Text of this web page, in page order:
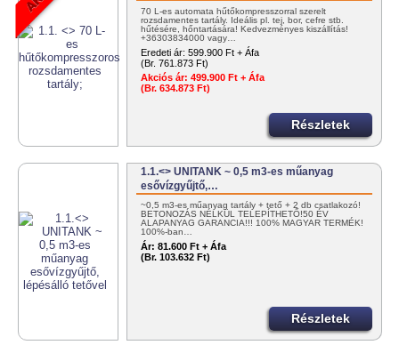
70 L-es automata hűtőkompresszorral szerelt
rozsdamentes tartály. Ideális pl. tej, bor, cefre stb.
hűtésére, hőntartására! Kedvezményes kiszállítás!
+36303834000 vagy…
Eredeti ár: 599.900 Ft + Áfa
(Br. 761.873 Ft)
Akciós ár: 499.900 Ft + Áfa
(Br. 634.873 Ft)
Részletek
1.1.<> UNITANK ~ 0,5 m3-es műanyag
esővízgyűjtő,…
~0,5 m3-es műanyag tartály + tető + 2 db csatlakozó!
BETONOZÁS NÉLKÜL TELEPÍTHETŐ!50 ÉV
ALAPANYAG GARANCIA!!! 100% MAGYAR TERMÉK!
100%-ban…
Ár: 81.600 Ft + Áfa
(Br. 103.632 Ft)
Részletek